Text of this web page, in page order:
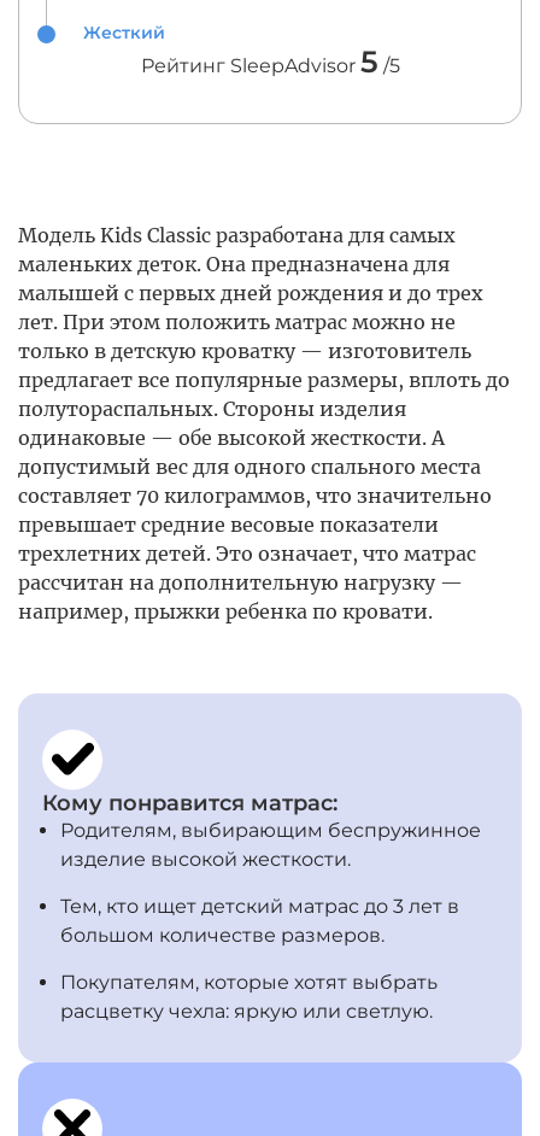
Жесткий
Рейтинг SleepAdvisor 5 /5
Модель Kids Classic разработана для самых
маленьких деток. Она предназначена для
малышей с первых дней рождения и до трех
лет. При этом положить матрас можно не
только в детскую кроватку — изготовитель
предлагает все популярные размеры, вплоть до
полутораспальных. Стороны изделия
одинаковые — обе высокой жесткости. А
допустимый вес для одного спального места
составляет 70 килограммов, что значительно
превышает средние весовые показатели
трехлетних детей. Это означает, что матрас
рассчитан на дополнительную нагрузку —
например, прыжки ребенка по кровати.
Кому понравится матрас:
Родителям, выбирающим беспружинное
изделие высокой жесткости.
Тем, кто ищет детский матрас до 3 лет в
большом количестве размеров.
Покупателям, которые хотят выбрать
расцветку чехла: яркую или светлую.